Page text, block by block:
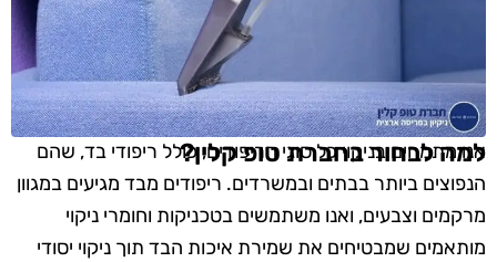
למה לבחור בחברת טופ קלין?
אנו מתמחים בניקוי כל סוגי הריפודים, כולל ריפודי בד, שהם
הנפוצים ביותר בבתים ובמשרדים. ריפודים מבד מגיעים במגוון
מרקמים וצבעים, ואנו משתמשים בטכניקות וחומרי ניקוי
מותאמים שמבטיחים את שמירת איכות הבד תוך ניקוי יסודי